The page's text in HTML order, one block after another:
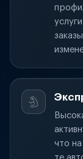
что